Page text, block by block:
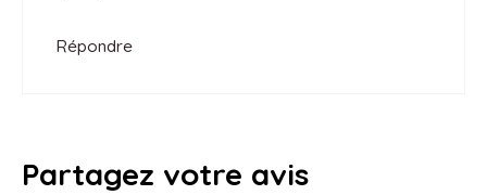
Répondre
Partagez votre avis